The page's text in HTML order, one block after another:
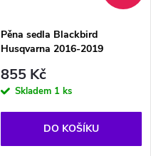
Pěna sedla Blackbird
Husqvarna 2016-2019
855 Kč
Skladem 1 ks
DO KOŠÍKU